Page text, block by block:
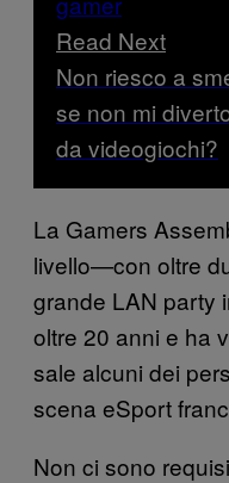
Read Next
Non riesco a
se non mi
da videogiochi?
La Gamers
livello—con oltre
grande LAN party
oltre 20 anni e ha
sale alcuni dei
scena eSport
Non ci sono